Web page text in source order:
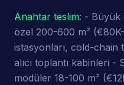
Anahtar teslim: - Büyük
özel 200-600 m²
istasyonları, cold-chain
alıcı toplantı kabinleri -
modüler 18-100 m²